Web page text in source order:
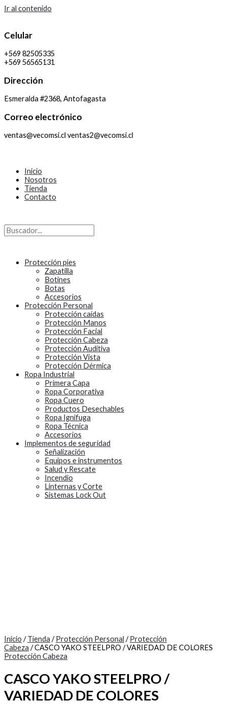
Ir al contenido
Celular
+569 82505335
+569 56565131
Dirección
Esmeralda #2368, Antofagasta
Correo electrónico
ventas@vecomsi.cl ventas2@vecomsi.cl
Inicio
Nosotros
Tienda
Contacto
Protección pies
Zapatilla
Botines
Botas
Accesorios
Protección Personal
Protección caídas
Protección Manos
Protección Facial
Protección Cabeza
Protección Auditiva
Protección Vista
Protección Dérmica
Ropa Industrial
Primera Capa
Ropa Corporativa
Ropa Cuero
Productos Desechables
Ropa Ignifuga
Ropa Técnica
Accesorios
Implementos de seguridad
Señalización
Equipos e instrumentos
Salud y Rescate
Incendio
Linternas y Corte
Sistemas Lock Out
Inicio /Tienda /Protección Personal /Protección
Cabeza / CASCO YAKO STEELPRO / VARIEDAD DE COLORES
Protección Cabeza
CASCO YAKO STEELPRO /
VARIEDAD DE COLORES